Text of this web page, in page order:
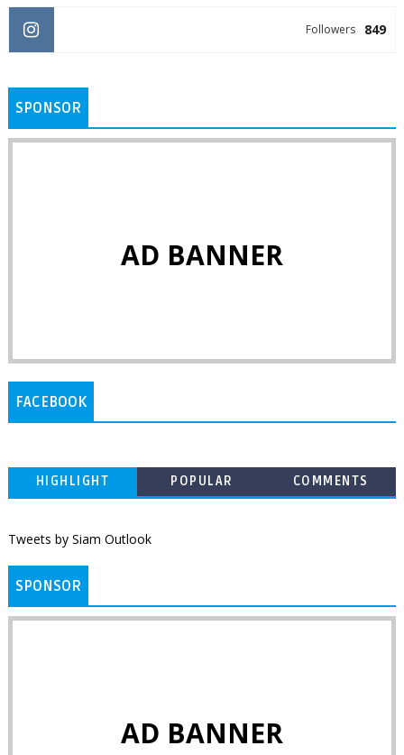
849
Followers
SPONSOR
AD BANNER
FACEBOOK
HIGHLIGHT POPULAR COMMENTS
Tweets by Siam Outlook
SPONSOR
AD BANNER